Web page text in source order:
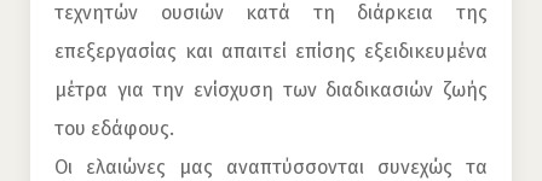
τεχνητών ουσιών κατά τη διάρκεια της
επεξεργασίας και απαιτεί επίσης εξειδικευμένα
μέτρα για την ενίσχυση των διαδικασιών ζωής
του εδάφους.
Οι ελαιώνες μας αναπτύσσονται συνεχώς τα